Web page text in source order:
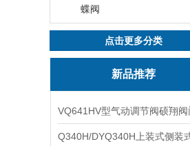
蝶阀
点击更多分类
新品推荐